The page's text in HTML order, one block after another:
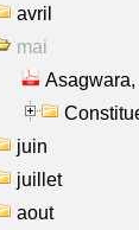
avril
mai
juin
juillet
aout